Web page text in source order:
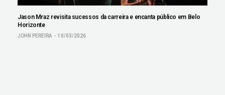
Jason Mraz revisita sucessos da carreira e encanta público em Belo
Horizonte
JOHN PEREIRA 10/03/2026